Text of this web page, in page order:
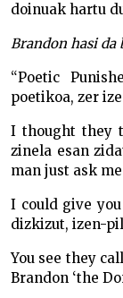
doinuak hartu
Brandon hasi da
“Poetic
poetikoa, zer
I thought they
zinela esan
man just ask
I could give
dizkizut, izen-
You see they
Brandon ‘the